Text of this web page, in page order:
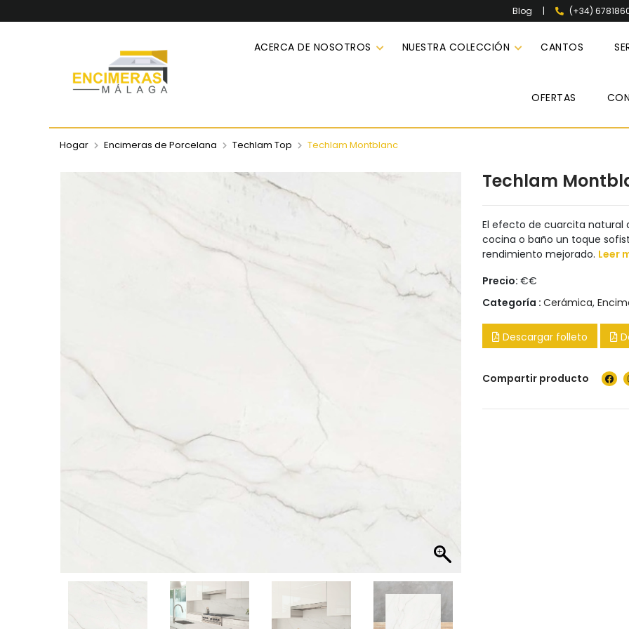
Blog | (+34)
ACERCA DE NOSOTROS NUESTRA COLECCIÓN CANTOS
OFERTAS
Hogar Encimeras de Porcelana Techlam Top Techlam Montblanc
Techlam
El efecto de cuarcita natural
cocina o baño un toque
rendimiento mejorado. Leer
Precio: €€
Categoría : Cerámica,
Descargar folleto
Compartir producto